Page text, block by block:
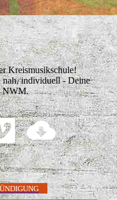
Kreismusikschule!
nah, individuell - Deine
NWM.